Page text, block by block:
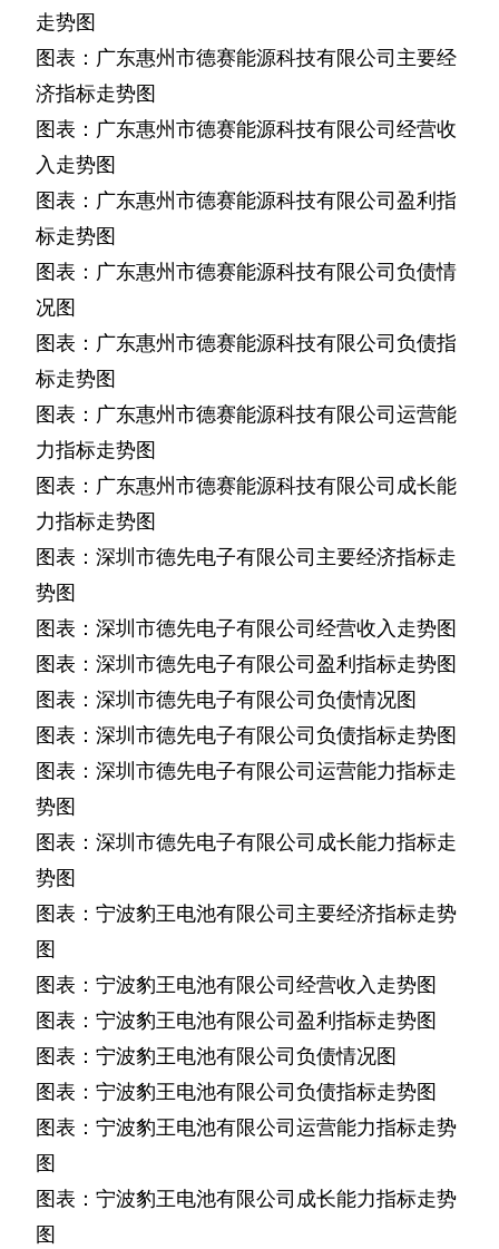
走势图
图表：广东惠州市德赛能源科技有限公司主要经
济指标走势图
图表：广东惠州市德赛能源科技有限公司经营收
入走势图
图表：广东惠州市德赛能源科技有限公司盈利指
标走势图
图表：广东惠州市德赛能源科技有限公司负债情
况图
图表：广东惠州市德赛能源科技有限公司负债指
标走势图
图表：广东惠州市德赛能源科技有限公司运营能
力指标走势图
图表：广东惠州市德赛能源科技有限公司成长能
力指标走势图
图表：深圳市德先电子有限公司主要经济指标走
势图
图表：深圳市德先电子有限公司经营收入走势图
图表：深圳市德先电子有限公司盈利指标走势图
图表：深圳市德先电子有限公司负债情况图
图表：深圳市德先电子有限公司负债指标走势图
图表：深圳市德先电子有限公司运营能力指标走
势图
图表：深圳市德先电子有限公司成长能力指标走
势图
图表：宁波豹王电池有限公司主要经济指标走势
图
图表：宁波豹王电池有限公司经营收入走势图
图表：宁波豹王电池有限公司盈利指标走势图
图表：宁波豹王电池有限公司负债情况图
图表：宁波豹王电池有限公司负债指标走势图
图表：宁波豹王电池有限公司运营能力指标走势
图
图表：宁波豹王电池有限公司成长能力指标走势
图